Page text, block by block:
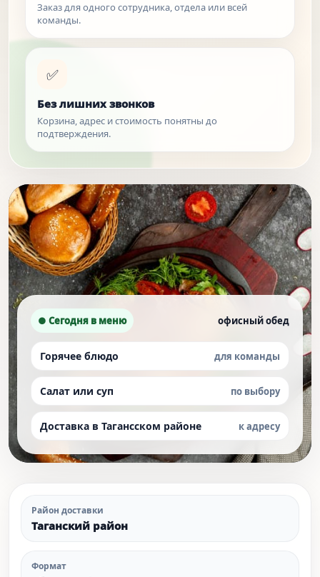
Заказ для одного сотрудника, отдела или всей
команды.
✅
Без лишних звонков
Корзина, адрес и стоимость понятны до
подтверждения.
● Сегодня в меню офисный обед
Горячее блюдо для команды
Салат или суп по выбору
Доставка в Тагансском районе к адресу
Район доставки
Таганский район
Формат